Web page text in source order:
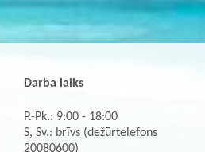
Darba laiks
P.-Pk.: 9:00 - 18:00
S, Sv.: brīvs (dežūrtelefons
20080600)